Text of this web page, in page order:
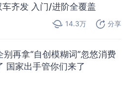
齐发 入门/进阶全覆盖
14.3万 分享
别再拿“自创模糊词”忽悠消费
国家出手管你们来了